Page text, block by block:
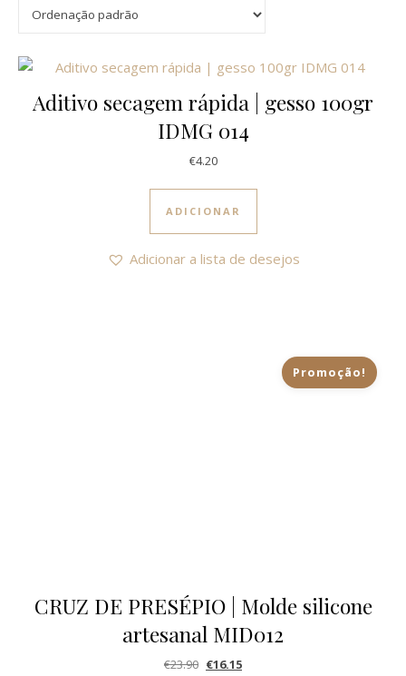
Aditivo secagem rápida | gesso 100gr
IDMG 014
€4.20
ADICIONAR
Adicionar a lista de desejos
Promoção!
CRUZ DE PRESÉPIO | Molde silicone
artesanal MID012
€23.90 O preço original era: €23.90.
€16.15O preço atual é: €16.15.